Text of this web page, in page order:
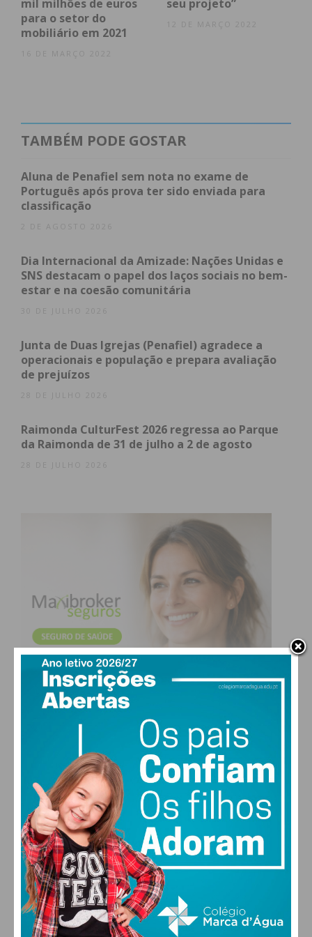
gerente da FD Details.
Para Filipe Dias, os serviços de detalhe automóvel
AFD Details foi inaugurada este fim-de-semana, na
aberta de segunda a sexta-feira, das 9:00 às 19:00 e
ao sábado, das 9:00 às 18:00.
Subscreva a newsletter do
Imediato
obtenha de forma regular a informação
atualizada.
mil milhões de euros
para o setor do
mobiliário em 2021
16 DE MARÇO 2022
seu projeto”
12 DE MARÇO 2022
TAMBÉM PODE GOSTAR
Aluna de Penafiel sem nota no exame de
Português após prova ter sido enviada para
classificação
2 DE AGOSTO 2026
Dia Internacional da Amizade: Nações Unidas e
SNS destacam o papel dos laços sociais no bem-
estar e na coesão comunitária
Junta de Duas Igrejas (Penafiel) agradece a
operacionais e população e prepara avaliação
de prejuízos
Raimonda CulturFest 2026 regressa ao Parque
da Raimonda de 31 de julho a 2 de agosto